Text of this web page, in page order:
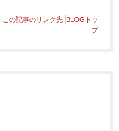
この記事のリンク先 BLOGトッ
プ